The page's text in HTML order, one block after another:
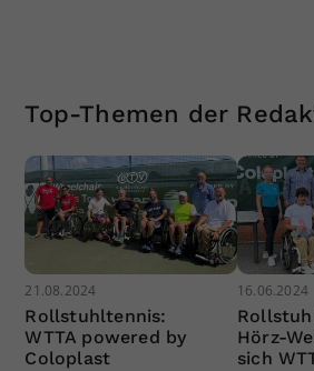
Top-Themen der
21.08.2024
Rollstuhltennis:
WTTA powered by
Coloplast
16.06.2024
Hörz-
sich